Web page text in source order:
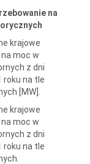
na
krajowe
moc w
z dni
roku na tle
[MW].
krajowe
moc w
z dni
roku na tle